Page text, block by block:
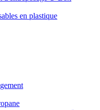
en plastique